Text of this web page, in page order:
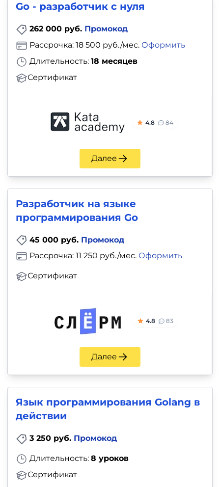
Go - разработчик с нуля
262 000 руб. Промокод
Длительность: 18 месяцев
Сертификат
Рассрочка: 18 500 руб./мес. Оформить
4.8 84
Далее
Разработчик на языке
программирования Go
45 000 руб. Промокод
Сертификат
Рассрочка: 11 250 руб./мес. Оформить
4.8 83
Далее
Язык программирования Golang в
действии
3 250 руб. Промокод
Длительность: 8 уроков
Сертификат